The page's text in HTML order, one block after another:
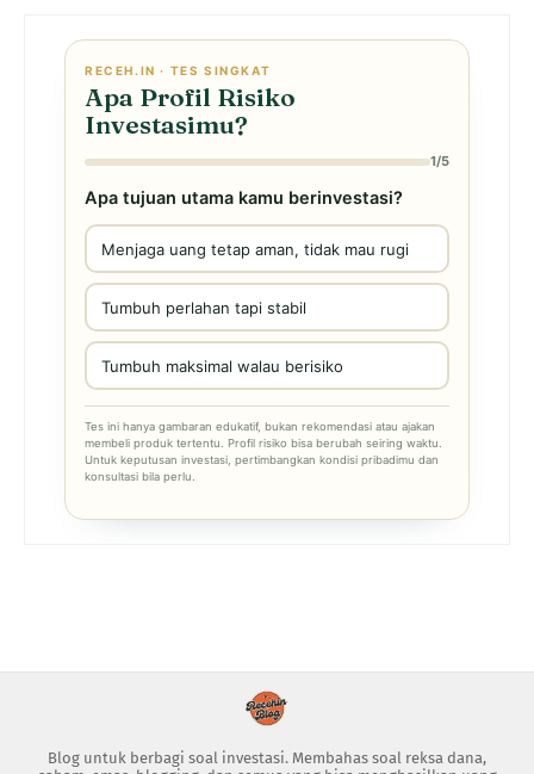
RECEH.IN · TES SINGKAT
Apa Profil Risiko
Investasimu?
1/5
Apa tujuan utama kamu berinvestasi?
Menjaga uang tetap aman, tidak mau rugi
Tumbuh perlahan tapi stabil
Tumbuh maksimal walau berisiko
Tes ini hanya gambaran edukatif, bukan rekomendasi atau ajakan
membeli produk tertentu. Profil risiko bisa berubah seiring waktu.
Untuk keputusan investasi, pertimbangkan kondisi pribadimu dan
konsultasi bila perlu.
Blog untuk berbagi soal investasi. Membahas soal reksa dana,